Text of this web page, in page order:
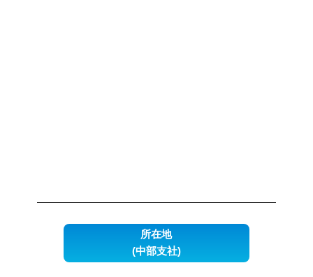
所在地
(中部支社)